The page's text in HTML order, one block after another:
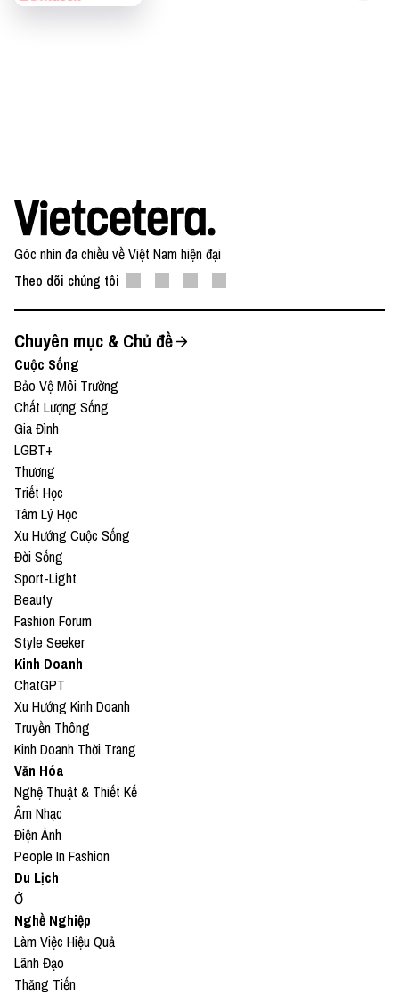
Góc nhìn đa chiều về Việt Nam hiện đại
Theo dõi chúng tôi
Chuyên mục & Chủ đề
Cuộc Sống
Bảo Vệ Môi Trường
Chất Lượng Sống
Gia Đình
LGBT+
Thương
Triết Học
Tâm Lý Học
Xu Hướng Cuộc Sống
Đời Sống
Sport-Light
Beauty
Fashion Forum
Style Seeker
Kinh Doanh
ChatGPT
Xu Hướng Kinh Doanh
Truyền Thông
Kinh Doanh Thời Trang
Văn Hóa
Nghệ Thuật & Thiết Kế
Âm Nhạc
Điện Ảnh
People In Fashion
Du Lịch
Ở
Nghề Nghiệp
Làm Việc Hiệu Quả
Lãnh Đạo
Thăng Tiến